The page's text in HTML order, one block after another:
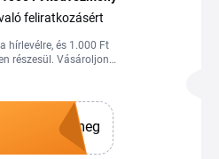
feliratkozásért
hírlevélre, és 1.000 Ft
részesül. Vásároljon
meg